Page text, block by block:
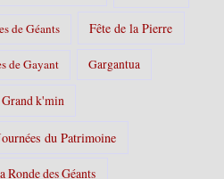
de Géants Fête de la Pierre
de Gayant Gargantua
Grand k'min
du Patrimoine
Ronde des Géants